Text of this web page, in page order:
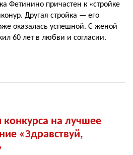
Фетинино причастен к «стройке
Другая стройка — его
оказалась успешной. С женой
60 лет в любви и согласии.
на лучшее
«Здравствуй,